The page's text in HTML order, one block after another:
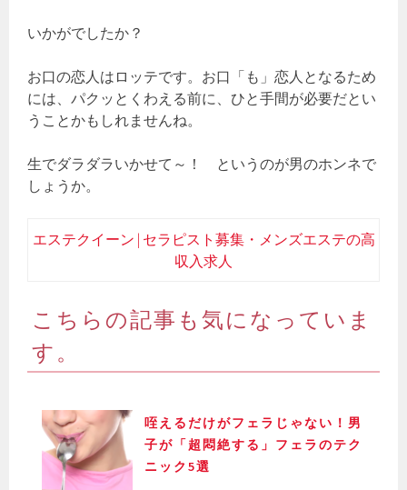
いかがでしたか？
お口の恋人はロッテです。お口「も」恋人となるため
には、パクッとくわえる前に、ひと手間が必要だとい
うことかもしれませんね。
生でダラダラいかせて～！ というのが男のホンネで
しょうか。
エステクイーン | セラピスト募集・メンズエステの高
収入求人
こちらの記事も気になっていま
す。
咥えるだけがフェラじゃない！男
子が「超悶絶する」フェラのテク
ニック5選